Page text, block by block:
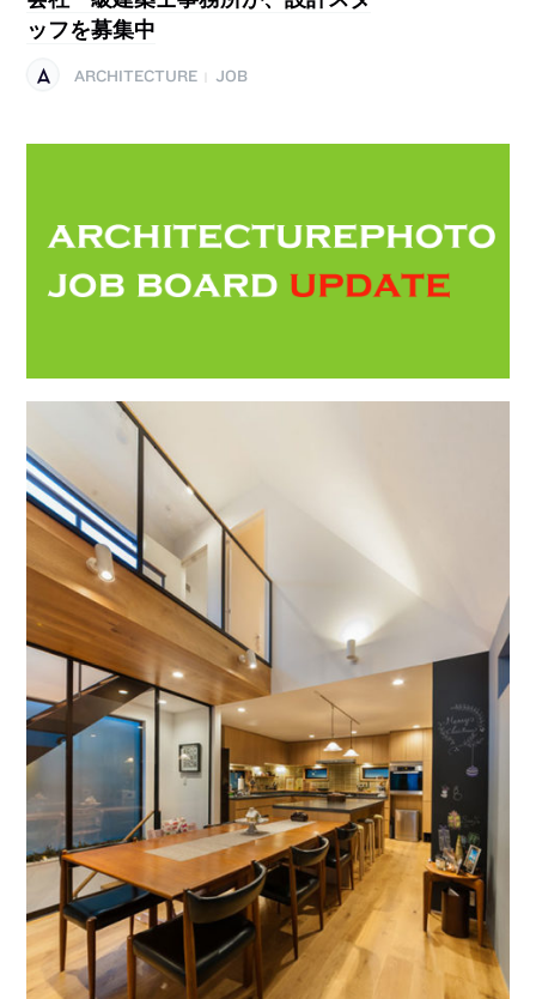
ッフを募集中
ARCHITECTURE JOB